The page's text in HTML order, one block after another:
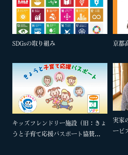
SDGsの取り組み 京都
キッズフレンドリー施設（旧：きょ
うと子育て応援パスポート協賛...
実家
ービ